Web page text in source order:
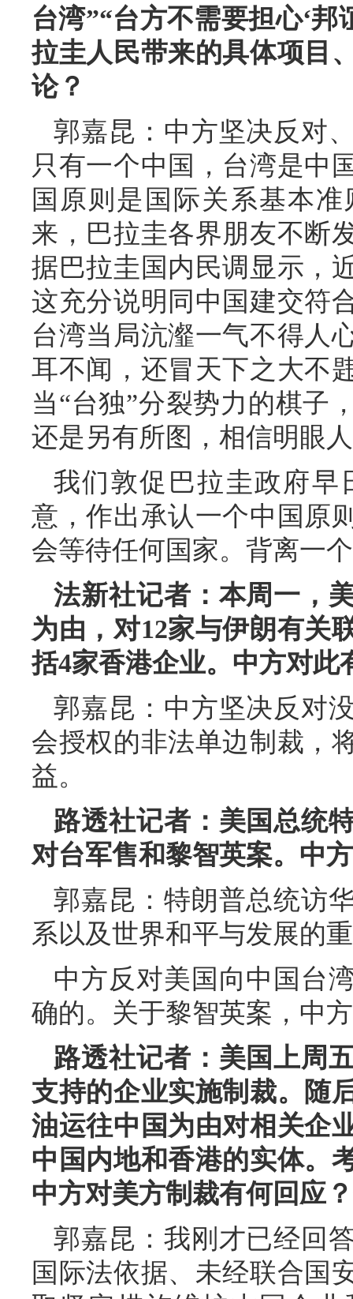
台湾”“台方不需要担心‘
拉圭人民带来的具体项目
论？
郭嘉昆：中方坚决反对
只有一个中国，台湾是中
国原则是国际关系基本
来，巴拉圭各界朋友不断
据巴拉圭国内民调显示，
这充分说明同中国建交符
台湾当局沆瀣一气不得人
耳不闻，还冒天下之大不
当“台独”分裂势力的棋子
还是另有所图，相信明眼
我们敦促巴拉圭政府早
意，作出承认一个中国原
会等待任何国家。背离一
法新社记者：本周一，
为由，对12家与伊朗有关
括4家香港企业。中方对此
郭嘉昆：中方坚决反对
会授权的非法单边制裁，
益。
路透社记者：美国总统
对台军售和黎智英案。中
郭嘉昆：特朗普总统访
系以及世界和平与发展的
中方反对美国向中国台
确的。关于黎智英案，中
路透社记者：美国上周
支持的企业实施制裁。随
油运往中国为由对相关企
中国内地和香港的实体。
中方对美方制裁有何回应
郭嘉昆：我刚才已经回
国际法依据、未经联合国